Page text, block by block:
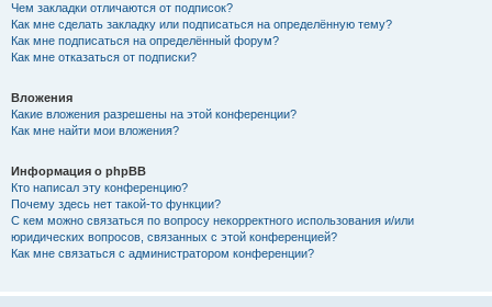
Чем закладки отличаются от подписок?
Как мне сделать закладку или подписаться на определённую тему?
Как мне подписаться на определённый форум?
Как мне отказаться от подписки?
Вложения
Какие вложения разрешены на этой конференции?
Как мне найти мои вложения?
Информация о phpBB
Кто написал эту конференцию?
Почему здесь нет такой-то функции?
С кем можно связаться по вопросу некорректного использования и/или
юридических вопросов, связанных с этой конференцией?
Как мне связаться с администратором конференции?